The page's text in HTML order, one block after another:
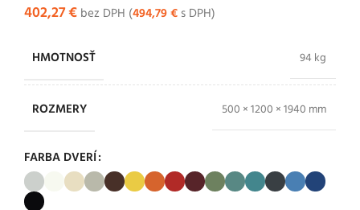
402,27€ bez DPH (494,79€ s DPH)
HMOTNOSŤ 94 kg
ROZMERY 500 × 1200 × 1940 mm
FARBA DVERÍ